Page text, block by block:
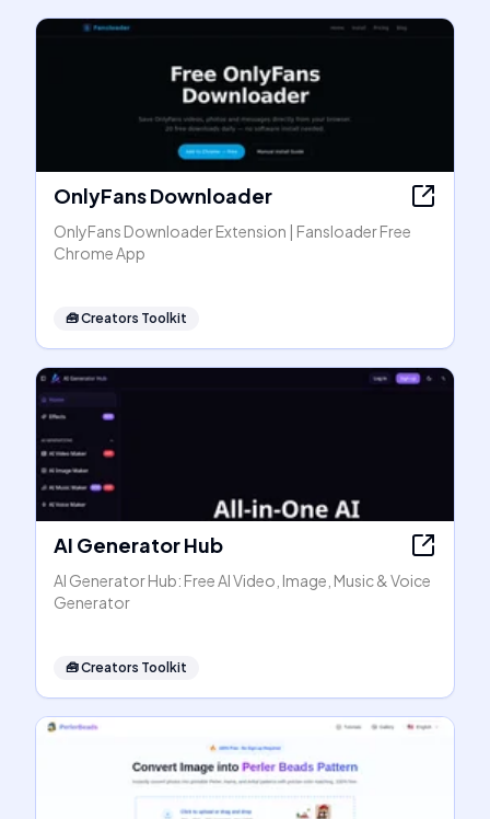
OnlyFans Downloader
OnlyFans Downloader Extension | Fansloader Free
Chrome App
🧰Creators Toolkit
AI Generator Hub
AI Generator Hub: Free AI Video, Image, Music & Voice
Generator
🧰Creators Toolkit